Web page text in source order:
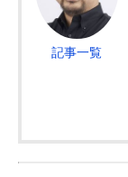
記事一覧